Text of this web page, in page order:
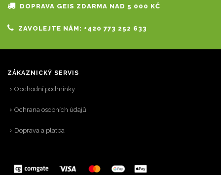
DOPRAVA GEIS ZDARMA NAD 5 000 KČ
ZAVOLEJTE NÁM: +420 773 252 633
ZÁKAZNICKÝ SERVIS
Obchodní podmínky
Ochrana osobních údajů
Doprava a platba